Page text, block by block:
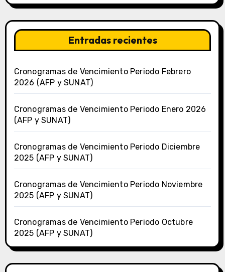
Entradas recientes
Cronogramas de Vencimiento Periodo Febrero
2026 (AFP y SUNAT)
Cronogramas de Vencimiento Periodo Enero 2026
(AFP y SUNAT)
Cronogramas de Vencimiento Periodo Diciembre
2025 (AFP y SUNAT)
Cronogramas de Vencimiento Periodo Noviembre
2025 (AFP y SUNAT)
Cronogramas de Vencimiento Periodo Octubre
2025 (AFP y SUNAT)